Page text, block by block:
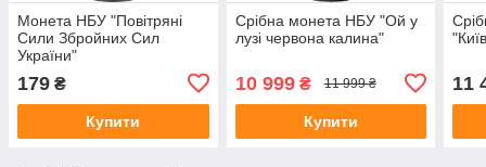
Монета НБУ "Повітряні
Сили Збройних Сил
України"
179 ₴
Купити
Срібна монета НБУ "Ой у
лузі червона калина"
10 999₴ 11 999 ₴
Купити
11